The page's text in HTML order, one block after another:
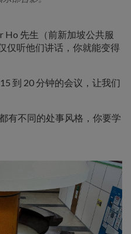
Ho 先生（前新加坡公共服
仅听他们讲话，你就能变得
到 20 分钟的会议，让我们
有不同的处事风格，你要学